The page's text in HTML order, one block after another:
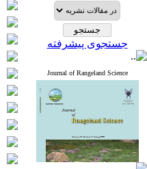
جستجوی پیشرفته
Journal of Rangeland Science